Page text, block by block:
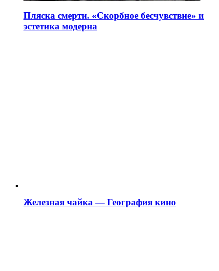
Пляска смерти. «Скорбное бесчувствие» и
эстетика модерна
Железная чайка — География кино